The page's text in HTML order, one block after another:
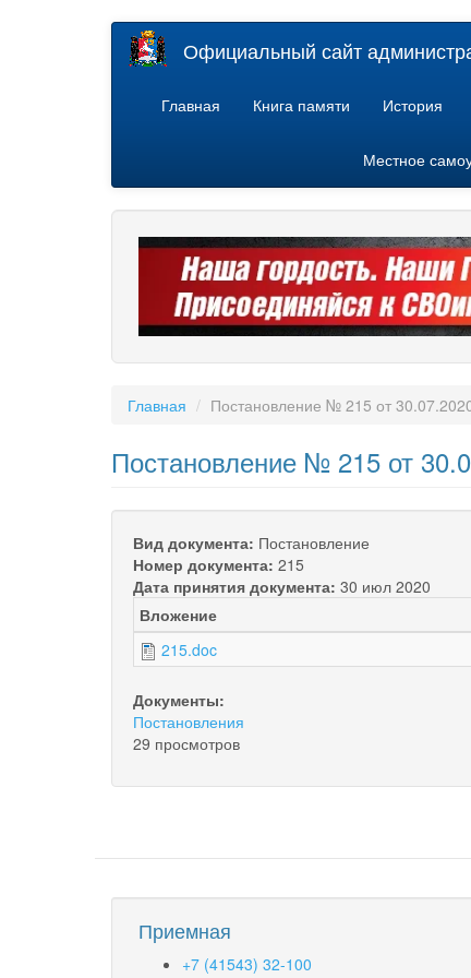
Официальный сайт
Главная Книга памяти История
Местное
Главная Постановление № 215 от
Постановление № 215 от
Вид документа: Постановление
Номер документа: 215
Дата принятия документа: 30 июл 2020
Вложение
215.doc
Документы:
Постановления
29 просмотров
Приемная
+7 (41543) 32-100